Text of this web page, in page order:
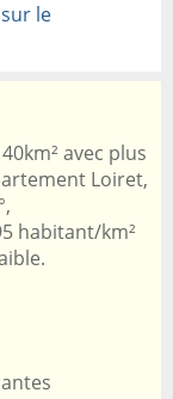
le
avec plus
Loiret,
habitant/km²